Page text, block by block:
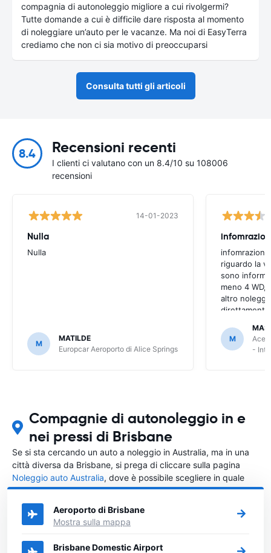
compagnia di autonoleggio migliore a cui rivolgermi?
Tutte domande a cui è difficile dare risposta al momento
di noleggiare un’auto per le vacanze. Ma noi di EasyTerra
crediamo che non ci sia motivo di preoccuparsi
Consulta tutti gli articoli
8.4 Recensioni recenti
I clienti ci valutano con un 8.4/10 su 108006
recensioni
14-01-2023
Nulla
Nulla
M
MATILDE
Europcar Aeroporto di Alice Springs
infomrazioni
riguardo la
sono
meno 4 WD,
altro
direttamente
M
Ace
-
Compagnie di autonoleggio in e
nei pressi di Brisbane
Se si sta cercando un auto a noleggio in Australia, ma in una
città diversa da Brisbane, si prega di cliccare sulla pagina
Noleggio auto Australia, dove è possibile scegliere in quale
città in Australia si vuole noleggiare l'auto.
Aeroporto di Brisbane
Mostra sulla mappa
Brisbane Domestic Airport